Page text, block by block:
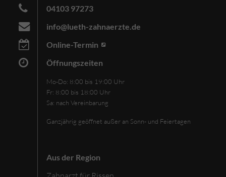
04103 97273
info@lueth-zahnaerzte.de
Online-Termin
Öffnungszeiten
Mo-Do: 8:00 bis 19:00 Uhr
Fr: 8:00 bis 18:00 Uhr
Sa: nach Vereinbarung
Ganzjährig geöffnet außer an Sonn- und Feiertagen
Aus der Region